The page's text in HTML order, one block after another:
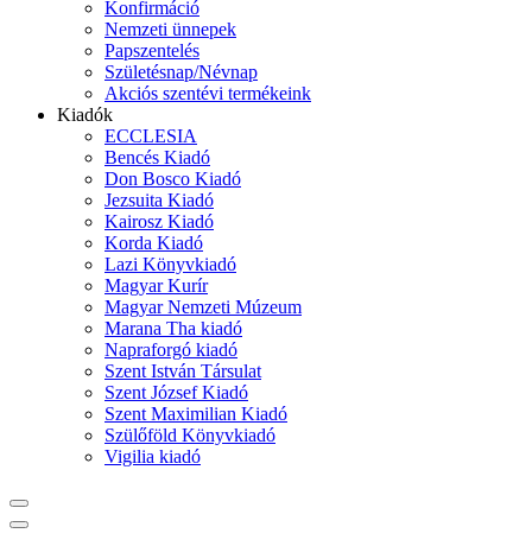
Konfirmáció
Nemzeti ünnepek
Papszentelés
Születésnap/Névnap
Akciós szentévi termékeink
Kiadók
ECCLESIA
Bencés Kiadó
Don Bosco Kiadó
Jezsuita Kiadó
Kairosz Kiadó
Korda Kiadó
Lazi Könyvkiadó
Magyar Kurír
Magyar Nemzeti Múzeum
Marana Tha kiadó
Napraforgó kiadó
Szent István Társulat
Szent József Kiadó
Szent Maximilian Kiadó
Szülőföld Könyvkiadó
Vigilia kiadó